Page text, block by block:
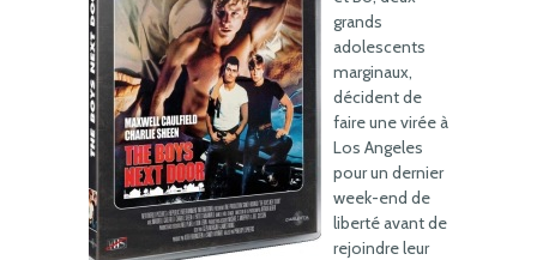
grands
adolescents
marginaux,
décident de
faire une virée à
Los Angeles
pour un dernier
week-end de
liberté avant de
rejoindre leur